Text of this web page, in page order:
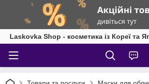
Laskovka Shop - косметика із Кореї та